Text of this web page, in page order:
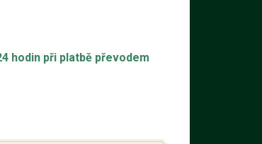
hodin při platbě převodem